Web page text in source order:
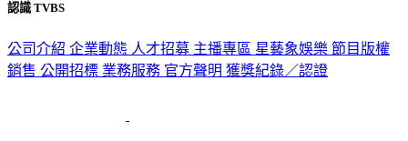
認識 TVBS
公司介紹 企業動態 人才招募 主播專區 星藝象娛樂 節目版權
銷售 公開招標 業務服務 官方聲明 獲獎紀錄／認證